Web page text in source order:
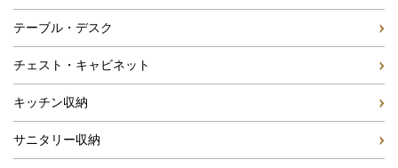
テーブル・デスク
チェスト・キャビネット
キッチン収納
サニタリー収納